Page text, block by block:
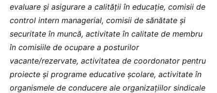
evaluare şi asigurare a calităţii în educaţie, comisii de
control intern managerial, comisii de sănătate şi
securitate în muncă, activitate în calitate de membru
în comisiile de ocupare a posturilor
vacante/rezervate, activitatea de coordonator pentru
proiecte şi programe educative şcolare, activitate în
organismele de conducere ale organizaţiilor sindicale